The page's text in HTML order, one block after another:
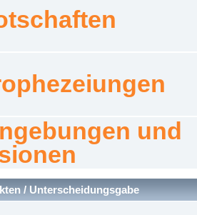
und
/ Unterscheidungsgabe